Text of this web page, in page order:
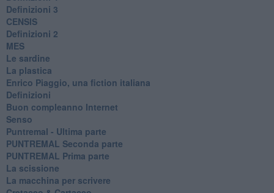
Definizioni 3
CENSIS
​Definizioni 2
MES
Le sardine
La plastica
​Enrico Piaggio, una fiction italiana
Definizioni
​Buon compleanno Internet
Senso
Puntremal - Ultima parte
PUNTREMAL Seconda parte
​PUNTREMAL Prima parte
La scissione
La macchina per scrivere